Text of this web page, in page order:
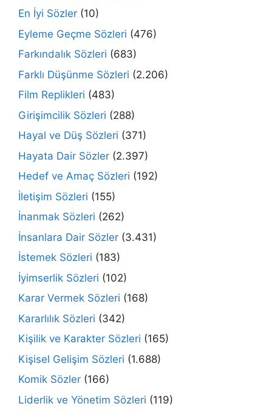
En İyi Sözler (10)
Eyleme Geçme Sözleri (476)
Farkındalık Sözleri (683)
Farklı Düşünme Sözleri (2.206)
Film Replikleri (483)
Girişimcilik Sözleri (288)
Hayal ve Düş Sözleri (371)
Hayata Dair Sözler (2.397)
Hedef ve Amaç Sözleri (192)
İletişim Sözleri (155)
İnanmak Sözleri (262)
İnsanlara Dair Sözler (3.431)
İstemek Sözleri (183)
İyimserlik Sözleri (102)
Karar Vermek Sözleri (168)
Kararlılık Sözleri (342)
Kişilik ve Karakter Sözleri (165)
Kişisel Gelişim Sözleri (1.688)
Komik Sözler (166)
Liderlik ve Yönetim Sözleri (119)